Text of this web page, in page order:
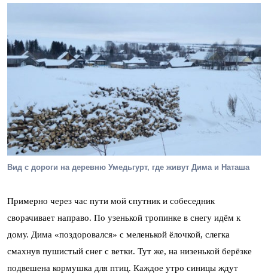
Вид с дороги на деревню Умедьгурт, где живут Дима и Наташа
Примерно через час пути мой спутник и собеседник
сворачивает направо. По узенькой тропинке в снегу идём к
дому. Дима «поздоровался» с меленькой ёлочкой, слегка
смахнув пушистый снег с ветки. Тут же, на низенькой берёзке
подвешена кормушка для птиц. Каждое утро синицы ждут